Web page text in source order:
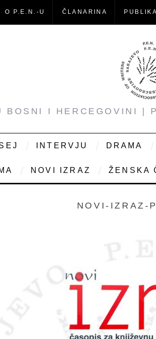
O P.E.N.-U ČLANARINA
BOSNI I HERCEGOVINI |
INTERVJU DRAMA
NOVI IZRAZ ŽENSKA
NOVI-IZRAZ-